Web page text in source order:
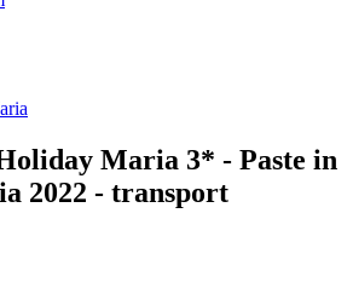
Maria 3* - Paste in
2022 - transport